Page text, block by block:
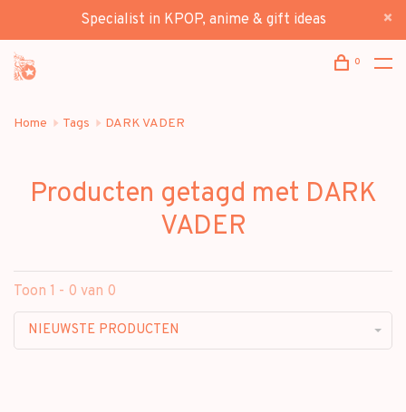
Specialist in KPOP, anime & gift ideas
0
Home Tags DARK VADER
Producten getagd met DARK
VADER
Toon 1 - 0 van 0
NIEUWSTE PRODUCTEN